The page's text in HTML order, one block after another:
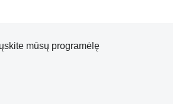
mūsų programėlę